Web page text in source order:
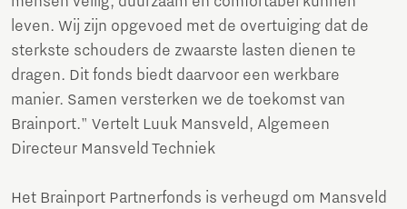
leven. Wij zijn opgevoed met de overtuiging dat de
sterkste schouders de zwaarste lasten dienen te
dragen. Dit fonds biedt daarvoor een werkbare
manier. Samen versterken we de toekomst van
Brainport." Vertelt Luuk Mansveld, Algemeen
Directeur Mansveld Techniek
Het Brainport Partnerfonds is verheugd om Mansveld